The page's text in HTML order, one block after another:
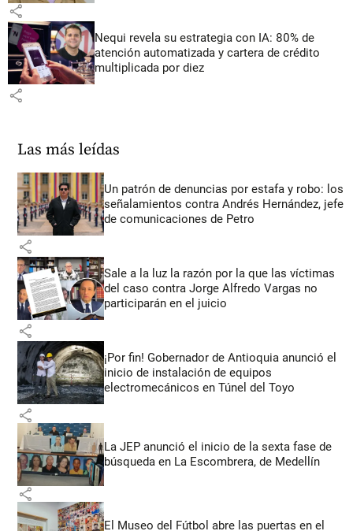
share
Nequi revela su estrategia con IA: 80% de
atención automatizada y cartera de crédito
multiplicada por diez
share
Las más leídas
Un patrón de denuncias por estafa y robo: los
señalamientos contra Andrés Hernández, jefe
de comunicaciones de Petro
share
Sale a la luz la razón por la que las víctimas
del caso contra Jorge Alfredo Vargas no
participarán en el juicio
share
¡Por fin! Gobernador de Antioquia anunció el
inicio de instalación de equipos
electromecánicos en Túnel del Toyo
share
La JEP anunció el inicio de la sexta fase de
búsqueda en La Escombrera, de Medellín
share
El Museo del Fútbol abre las puertas en el